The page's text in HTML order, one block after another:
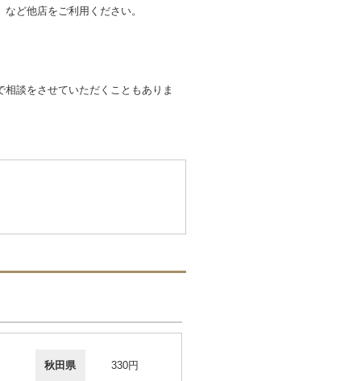
ど他店をご利用ください。
談をさせていただくこともありま
秋田県 330円